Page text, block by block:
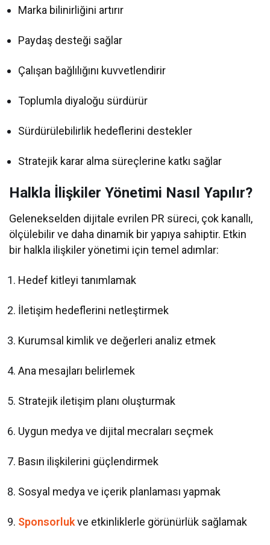
Marka bilinirliğini artırır
Paydaş desteği sağlar
Çalışan bağlılığını kuvvetlendirir
Toplumla diyaloğu sürdürür
Sürdürülebilirlik hedeflerini destekler
Stratejik karar alma süreçlerine katkı sağlar
Halkla İlişkiler Yönetimi Nasıl Yapılır?
Gelenekselden dijitale evrilen PR süreci, çok kanallı,
ölçülebilir ve daha dinamik bir yapıya sahiptir. Etkin
bir halkla ilişkiler yönetimi için temel adımlar:
Hedef kitleyi tanımlamak
İletişim hedeflerini netleştirmek
Kurumsal kimlik ve değerleri analiz etmek
Ana mesajları belirlemek
Stratejik iletişim planı oluşturmak
Uygun medya ve dijital mecraları seçmek
Basın ilişkilerini güçlendirmek
Sosyal medya ve içerik planlaması yapmak
Sponsorlukve etkinliklerle görünürlük sağlamak